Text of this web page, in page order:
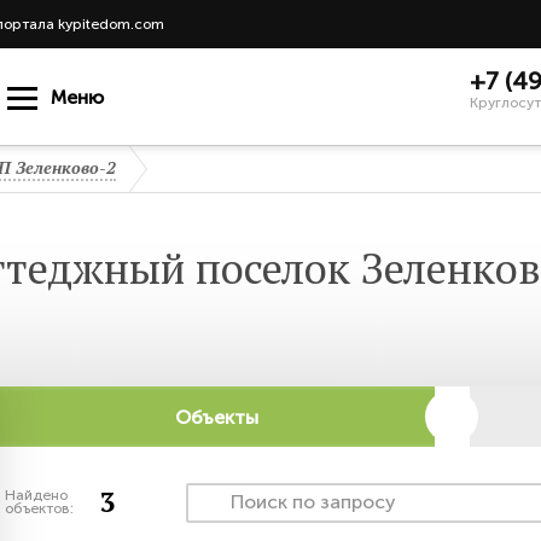
kypitedom.com
Меню
+7
Зеленково-2
поселок
Объекты
Найдено
объектов: 3